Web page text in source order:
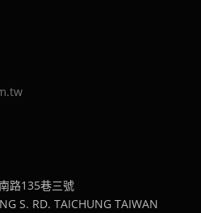
路135巷三號
S. RD. TAICHUNG TAIWAN